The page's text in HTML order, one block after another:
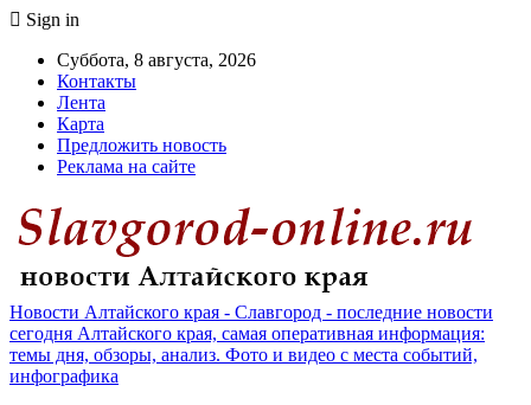
Sign in
Суббота, 8 августа, 2026
Контакты
Лента
Карта
Предложить новость
Реклама на сайте
Новости Алтайского края - Славгород - последние новости
сегодня Алтайского края, самая оперативная информация:
темы дня, обзоры, анализ. Фото и видео с места событий,
инфографика